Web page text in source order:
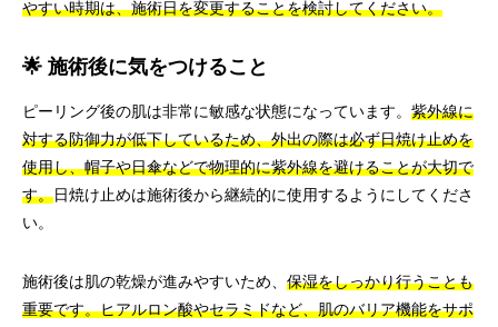
やすい時期は、施術日を変更することを検討してください。
🌟 施術後に気をつけること
ピーリング後の肌は非常に敏感な状態になっています。 紫外線に
対する防御力が低下しているため、外出の際は必ず日焼け止めを
使用し、帽子や日傘などで物理的に紫外線を避けることが大切で
す。日焼け止めは施術後から継続的に使用するようにしてくださ
い。
施術後は肌の乾燥が進みやすいため、 保湿をしっかり行うことも
重要です。ヒアルロン酸やセラミドなど、肌のバリア機能をサポ